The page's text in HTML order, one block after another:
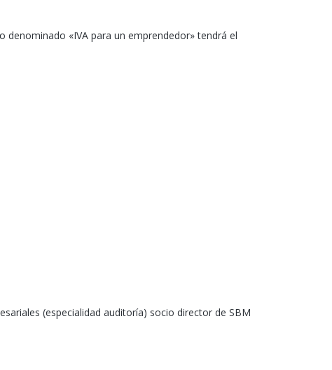
«IVA para un emprendedor» tendrá el
(especialidad auditoría) socio director de SBM